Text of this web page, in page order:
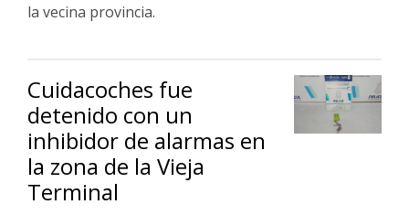
la vecina provincia.
Cuidacoches fue
detenido con un
inhibidor de alarmas en
la zona de la Vieja
Terminal